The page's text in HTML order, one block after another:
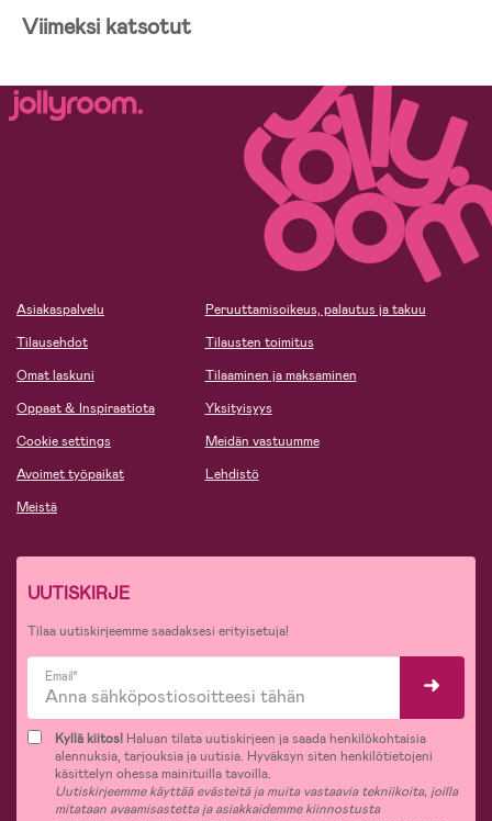
Viimeksi katsotut
Asiakaspalvelu
Tilausehdot
Omat laskuni
Oppaat & Inspiraatiota
Cookie settings
Avoimet työpaikat
Meistä
Peruuttamisoikeus, palautus ja takuu
Tilausten toimitus
Tilaaminen ja maksaminen
Yksityisyys
Meidän vastuumme
Lehdistö
UUTISKIRJE
Tilaa uutiskirjeemme saadaksesi erityisetuja!
Email*
Kyllä kiitos! Haluan tilata uutiskirjeen ja saada henkilökohtaisia
alennuksia, tarjouksia ja uutisia. Hyväksyn siten henkilötietojeni
käsittelyn ohessa mainituilla tavoilla.
Uutiskirjeemme käyttää evästeitä ja muita vastaavia tekniikoita, joilla
mitataan avaamisastetta ja asiakkaidemme kiinnostusta